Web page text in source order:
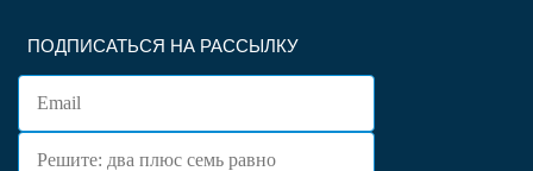
ПОДПИСАТЬСЯ НА РАССЫЛКУ